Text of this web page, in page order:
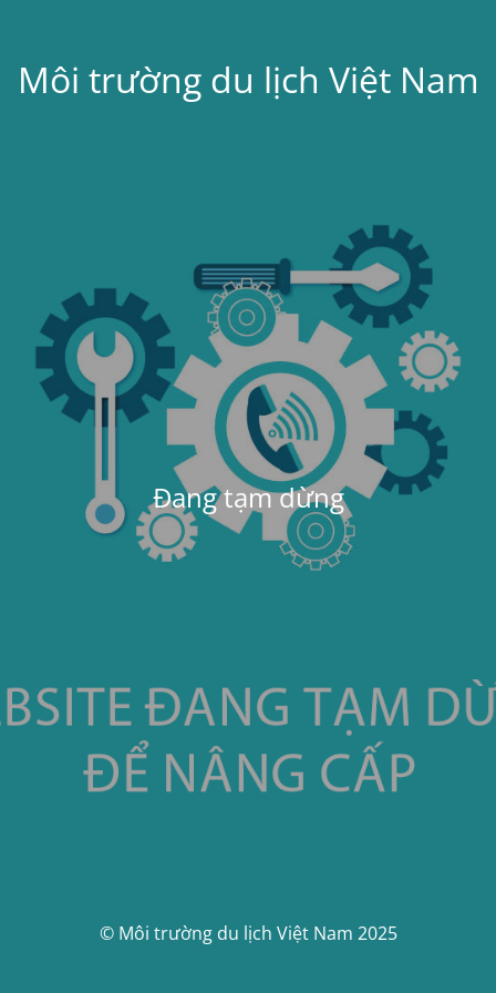
Môi trường du lịch Việt Nam
Đang tạm dừng
© Môi trường du lịch Việt Nam 2025